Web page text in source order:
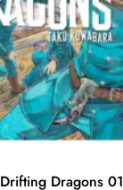
Drifting Dragons 01